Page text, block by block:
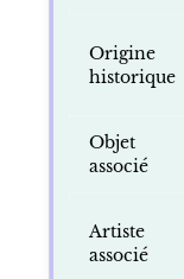
Origine
historique
Objet
associé
Artiste
associé